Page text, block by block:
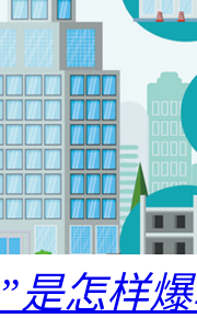
是怎样